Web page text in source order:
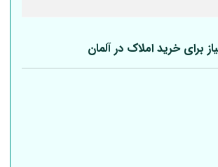
برای خرید املاک درآلمان